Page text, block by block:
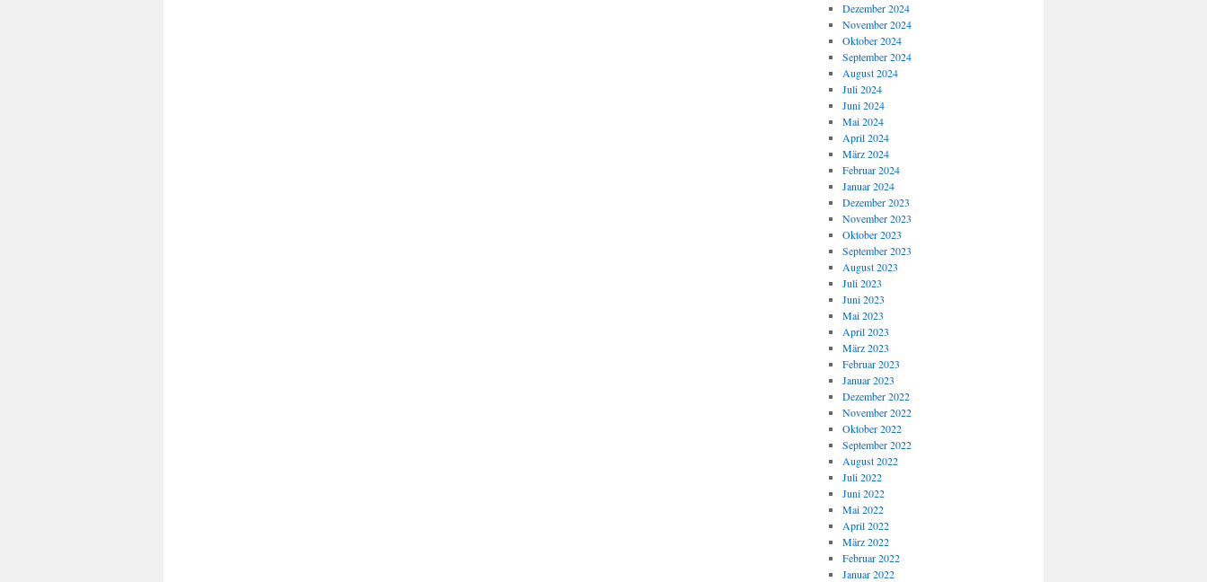
Dezember 2024
November 2024
Oktober 2024
September 2024
August 2024
Juli 2024
Juni 2024
Mai 2024
April 2024
März 2024
Februar 2024
Januar 2024
Dezember 2023
November 2023
Oktober 2023
September 2023
August 2023
Juli 2023
Juni 2023
Mai 2023
April 2023
März 2023
Februar 2023
Januar 2023
Dezember 2022
November 2022
Oktober 2022
September 2022
August 2022
Juli 2022
Juni 2022
Mai 2022
April 2022
März 2022
Februar 2022
Januar 2022